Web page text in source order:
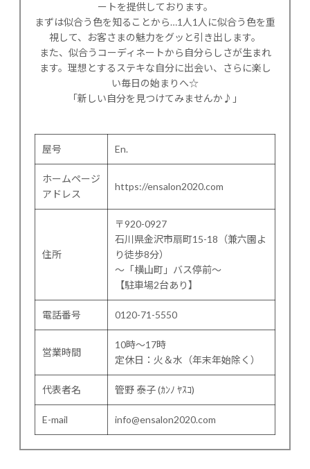
ートを提供しております。
まずは似合う色を知ることから…1人1人に似合う色を重
視して、お客さまの魅力をグッと引き出します。
また、似合うコーディネートから自分らしさが生まれ
ます。理想とするステキな自分に出会い、さらに楽し
い毎日の始まりへ☆
「新しい自分を見つけてみませんか♪」
屋号 En.
ホームページ
アドレス
https://ensalon2020.com
住所
〒920-0927
石川県金沢市扇町15-18（兼六園よ
り徒歩8分）
〜「横山町」バス停前〜
【駐車場2台あり】
電話番号 0120-71-5550
営業時間
10時～17時
定休日：火＆水（年末年始除く）
代表者名 管野 泰子 (ｶﾝﾉ ﾔｽｺ)
E-mail info@ensalon2020.com